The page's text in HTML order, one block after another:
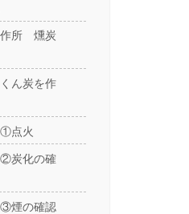
作所 燻炭
ん炭を作
点火
炭化の確
煙の確認